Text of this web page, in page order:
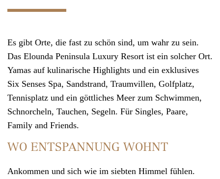
Wir beratenSie gerne telefonisch
+49 (0)89 90 77 88 99
Zürich +41 (0)44 2 2 71 27 1
Mo. - Fr. 08:00 - 19:00 Uhr,
Sa. 11:00 - 15:00 Uhr
Reiseziele
Es gibt Orte, die fast zu schön sind, um wahr zu sein.
Das Elounda Peninsula Luxury Resort ist ein solcher Ort.
Yamas auf kulinarische Highlights und ein exklusives
Six Senses Spa, Sandstrand, Traumvillen, Golfplatz,
Tennisplatz und ein göttliches Meer zum Schwimmen,
Schnorcheln, Tauchen, Segeln. Für Singles, Paare,
Family and Friends.
WO ENTSPANNUNG WOHNT
Ankommen und sich wie im siebten Himmel fühlen.